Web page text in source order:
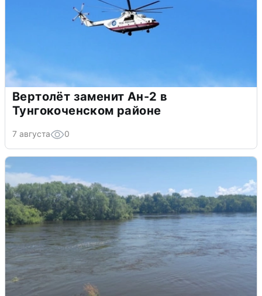
Вертолёт заменит Ан-2 в
Тунгокоченском районе
7 августа 0